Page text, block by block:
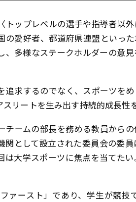
トップレベルの選手や指導者以
の愛好者、都道府県連盟といっ
、多様なステークホルダーの意
追求するのでなく、スポーツを
リートを生み出す持続的成長性
ームの部長を務める教員から
として設立された委員会の委
は大学スポーツに焦点を当てた
ァースト」であり、学生が競